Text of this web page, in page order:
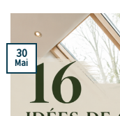
30
Mai